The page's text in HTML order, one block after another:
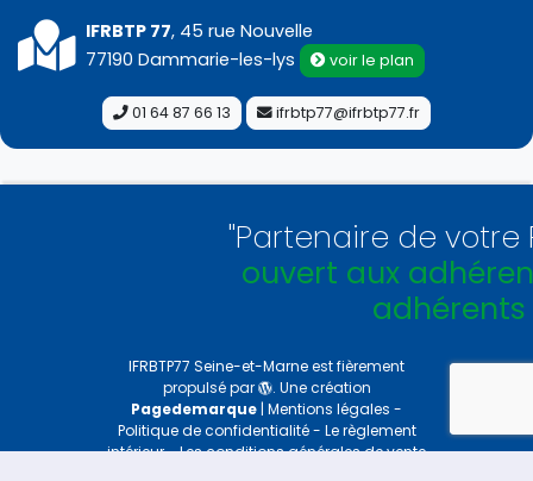
IFRBTP 77, 45 rue Nouvelle
77190 Dammarie-les-lys
voir le plan
01 64 87 66 13 ifrbtp77@ifrbtp77.fr
"Partenaire de votre
ouvert aux adhérents
adhérents !"
IFRBTP77 Seine-et-Marneest fièrement
propulsé par
. Une création
Pagedemarque | Mentions légales -
Politique de confidentialité- Le règlement
intérieur-Les conditions générales de vente